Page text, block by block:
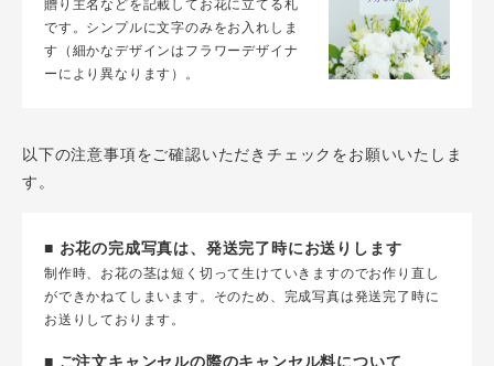
贈り主名などを記載してお花に立てる札
です。シンプルに文字のみをお入れしま
す（細かなデザインはフラワーデザイナ
ーにより異なります）。
以下の注意事項をご確認いただきチェックをお願いいたしま
す。
■ お花の完成写真は、発送完了時にお送りします
制作時、お花の茎は短く切って生けていきますのでお作り直し
ができかねてしまいます。そのため、完成写真は発送完了時に
お送りしております。
■ ご注文キャンセルの際のキャンセル料について